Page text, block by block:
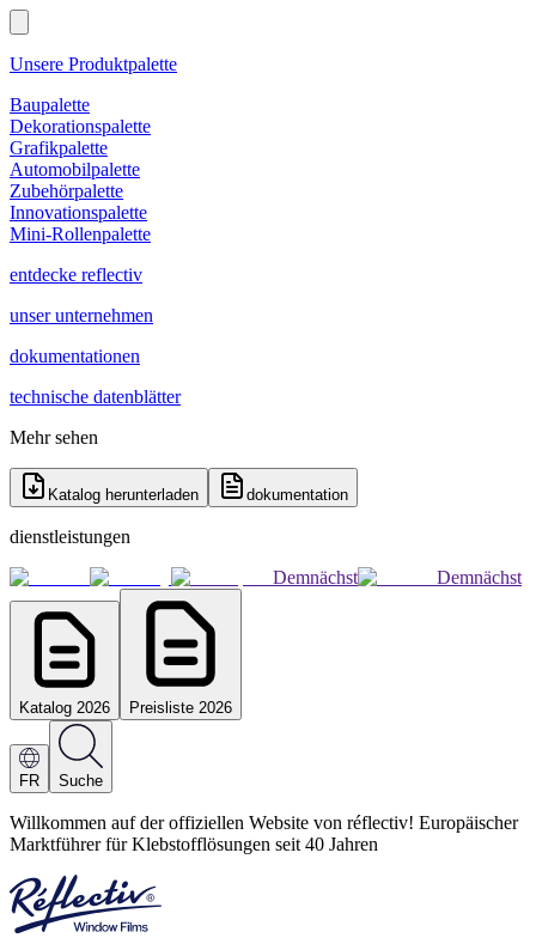
Unsere Produktpalette
Baupalette
Dekorationspalette
Grafikpalette
Automobilpalette
Zubehörpalette
Innovationspalette
Mini-Rollenpalette
entdecke reflectiv
unser unternehmen
dokumentationen
technische datenblätter
Mehr sehen
Katalog herunterladen dokumentation
dienstleistungen
Demnächst
Demnächst
Katalog 2026 Preisliste 2026
FR Suche
Willkommen auf der offiziellen Website von réflectiv! Europäischer
Marktführer für Klebstofflösungen seit 40 Jahren